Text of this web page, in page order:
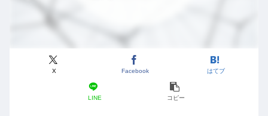
X Facebook はてブ
LINE コピー